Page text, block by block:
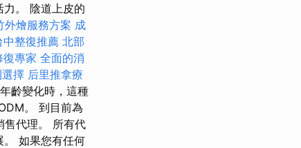
。 陰道上皮的
外燴服務方案 成
中整復推薦 北部
復專家 全面的消
擇 后里推拿療
齡變化時，這種
。 到目前為
售代理。 所有代
。 如果您有任何